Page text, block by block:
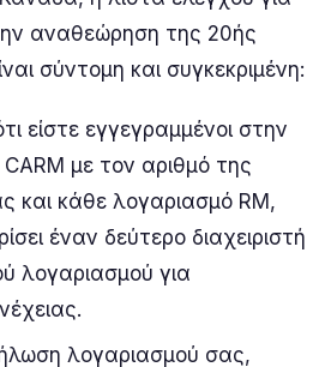
αναθεώρηση της 20ής
σύντομη και συγκεκριμένη:
είστε εγγεγραμμένοι στην
με τον αριθμό της
και κάθε λογαριασμό RM,
έναν δεύτερο διαχειριστή
λογαριασμού για
λογαριασμού σας,